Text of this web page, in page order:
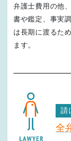
二
弁護士費用の他
書や鑑定、事実
は長期に渡るた
ます。
1
請
全